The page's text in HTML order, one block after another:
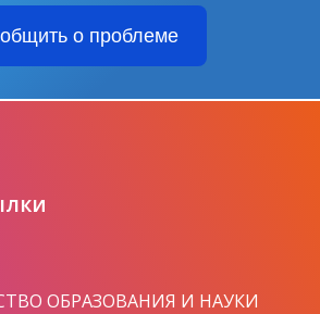
о проблеме
ОБРАЗОВАНИЯ И НАУКИ